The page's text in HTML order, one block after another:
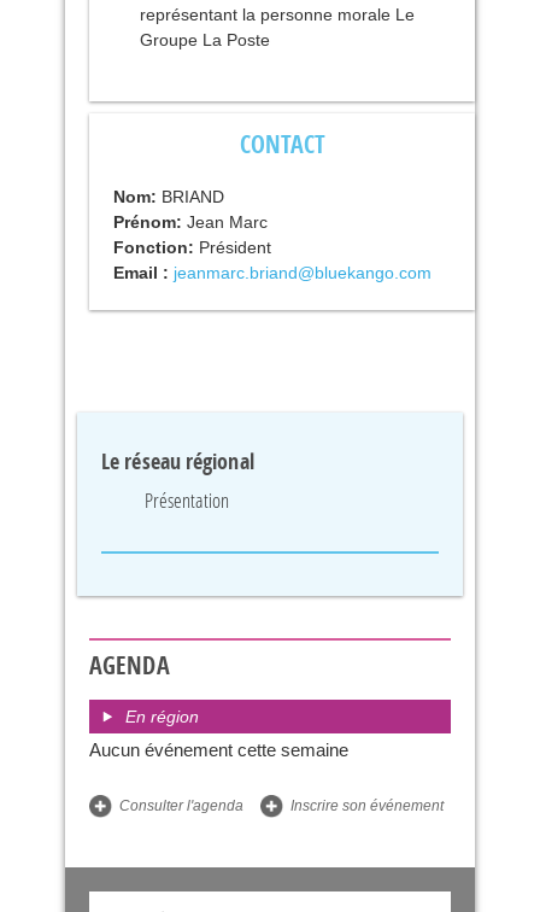
représentant la personne morale Le
Groupe La Poste
CONTACT
Nom: BRIAND
Prénom: Jean Marc
Fonction: Président
Email : jeanmarc.briand@bluekango.com
Le réseau régional
Présentation
AGENDA
En région
Aucun événement cette semaine
Consulter l'agenda Inscrire son événement